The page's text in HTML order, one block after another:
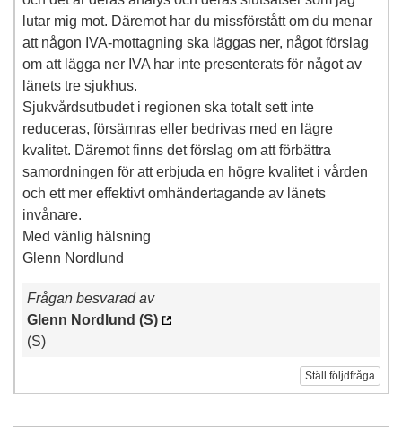
lutar mig mot. Däremot har du missförstått om du menar
att någon IVA-mottagning ska läggas ner, något förslag
om att lägga ner IVA har inte presenterats för något av
länets tre sjukhus.
Sjukvårdsutbudet i regionen ska totalt sett inte
reduceras, försämras eller bedrivas med en lägre
kvalitet. Däremot finns det förslag om att förbättra
samordningen för att erbjuda en högre kvalitet i vården
och ett mer effektivt omhändertagande av länets
invånare.
Med vänlig hälsning
Glenn Nordlund
Frågan besvarad av
Glenn Nordlund (S)
(S)
Ställ följdfråga